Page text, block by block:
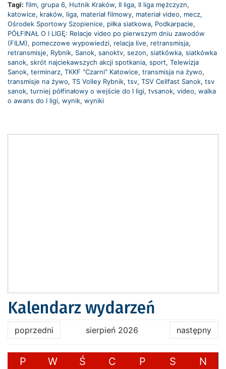
Tagi: film, grupa 6, Hutnik Kraków, II liga, II liga mężczyzn,
katowice, kraków, liga, materiał filmowy, materiał video, mecz,
Ośrodek Sportowy Szopienice, piłka siatkowa, Podkarpacie,
PÓŁFINAŁ O I LIGĘ: Relacje video po pierwszym dniu zawodów
(FILM), pomeczowe wypowiedzi, relacja live, retransmisja,
retransmisje, Rybnik, Sanok, sanoktv, sezon, siatkówka, siatkówka
sanok, skrót najciekawszych akcji spotkania, sport, Telewizja
Sanok, terminarz, TKKF "Czarni" Katowice, transmisja na żywo,
transmisje na żywo, TS Volley Rybnik, tsv, TSV Cellfast Sanok, tsv
sanok, turniej półfinałowy o wejście do I ligi, tvsanok, video, walka
o awans do I ligi, wynik, wyniki
Kalendarz wydarzeń
poprzedni sierpień 2026 następny
P W Ś C P S N